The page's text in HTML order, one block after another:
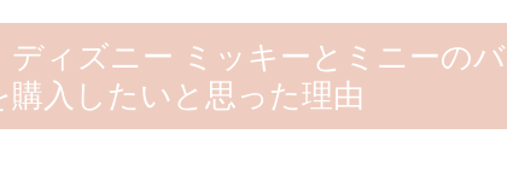
ディズニー ミッキーとミニーのバ
入したいと思った理由